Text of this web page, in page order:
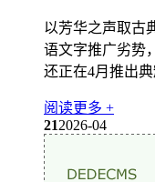
以芳华之声取古
语文字推广劣势
还正在4月推出
阅读更多 +
212026-04